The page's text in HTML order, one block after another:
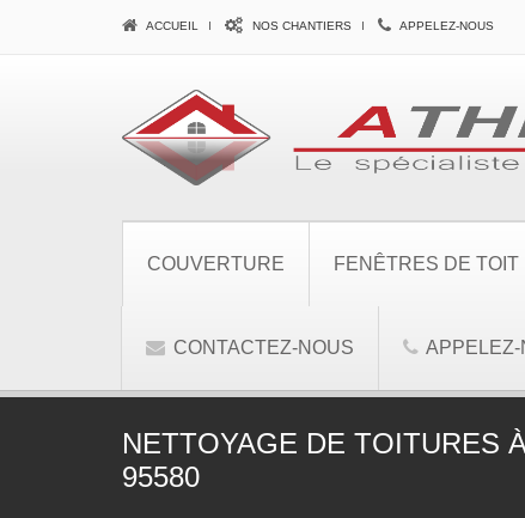
ACCUEIL NOS CHANTIERS APPELEZ-NOUS
COUVERTURE FENÊTRES DE TOIT
CONTACTEZ-NOUS APPELEZ-
NETTOYAGE DE TOITURES
95580